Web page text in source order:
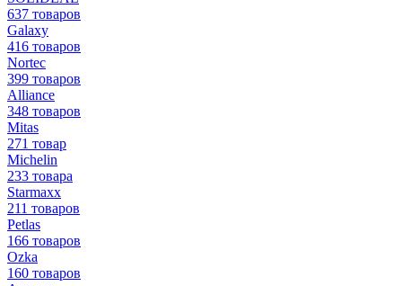
637 товаров
Galaxy
416 товаров
Nortec
399 товаров
Alliance
348 товаров
Mitas
271 товар
Michelin
233 товара
Starmaxx
211 товаров
Petlas
166 товаров
Ozka
160 товаров